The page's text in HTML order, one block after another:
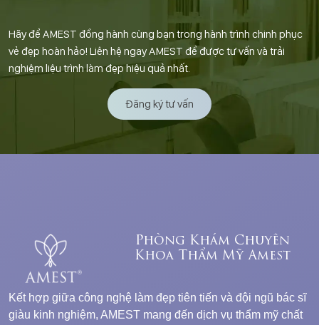
Hãy để AMEST đồng hành cùng bạn trong hành trình chinh phục
vẻ đẹp hoàn hảo! Liên hệ ngay AMEST để được tư vấn và trải
nghiệm liệu trình làm đẹp hiệu quả nhất.
Đăng ký tư vấn
Phòng Khám Chuyên
Khoa Thẩm Mỹ Amest
Kết hợp giữa công nghệ làm đẹp tiên tiến và đội ngũ bác sĩ
giàu kinh nghiệm, AMEST mang đến dịch vụ thẩm mỹ chất